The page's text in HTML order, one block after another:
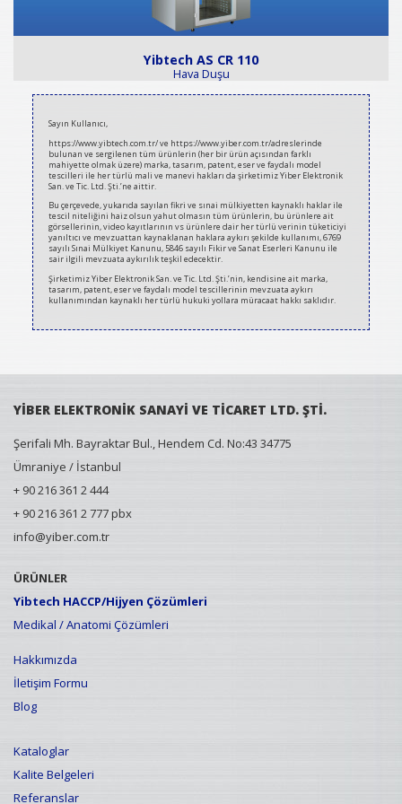
Yibtech AS CR 110
Hava Duşu
Sayın Kullanıcı,
https://www.yibtech.com.tr/ ve https://www.yiber.com.tr/adreslerinde
bulunan ve sergilenen tüm ürünlerin (her bir ürün açısından farklı
mahiyette olmak üzere) marka, tasarım, patent, eser ve faydalı model
tescilleri ile her türlü mali ve manevi hakları da şirketimiz Yiber Elektronik
San. ve Tic. Ltd. Şti.’ne aittir.
Bu çerçevede, yukarıda sayılan fikri ve sınai mülkiyetten kaynaklı haklar ile
tescil niteliğini haiz olsun yahut olmasın tüm ürünlerin, bu ürünlere ait
görsellerinin, video kayıtlarının vs ürünlere dair her türlü verinin tüketiciyi
yanıltıcı ve mevzuattan kaynaklanan haklara aykırı şekilde kullanımı, 6769
sayılı Sınai Mülkiyet Kanunu, 5846 sayılı Fikir ve Sanat Eserleri Kanunu ile
sair ilgili mevzuata aykırılık teşkil edecektir.
Şirketimiz Yiber Elektronik San. ve Tic. Ltd. Şti.’nin, kendisine ait marka,
tasarım, patent, eser ve faydalı model tescillerinin mevzuata aykırı
kullanımından kaynaklı her türlü hukuki yollara müracaat hakkı saklıdır.
YİBER ELEKTRONİK SANAYİ VE TİCARET LTD. ŞTİ.
Şerifali Mh. Bayraktar Bul., Hendem Cd. No:43 34775
Ümraniye / İstanbul
+ 90 216 361 2 444
+ 90 216 361 2 777 pbx
info@yiber.com.tr
ÜRÜNLER
Yibtech HACCP/Hijyen Çözümleri
Medikal / Anatomi Çözümleri
Hakkımızda
İletişim Formu
Blog
Kataloglar
Kalite Belgeleri
Referanslar